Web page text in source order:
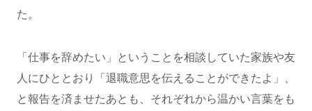
た。
「仕事を辞めたい」ということを相談していた家族や友
人にひととおり「退職意思を伝えることができたよ」、
と報告を済ませたあとも、それぞれから温かい言葉をも